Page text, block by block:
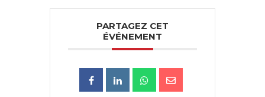
PARTAGEZ CET
ÉVÉNEMENT